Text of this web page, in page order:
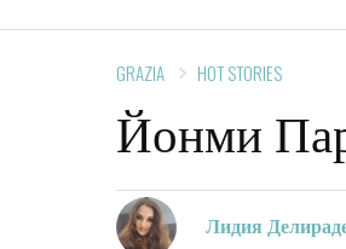
GRAZIA HOT STORIES
Йонми
Лидия